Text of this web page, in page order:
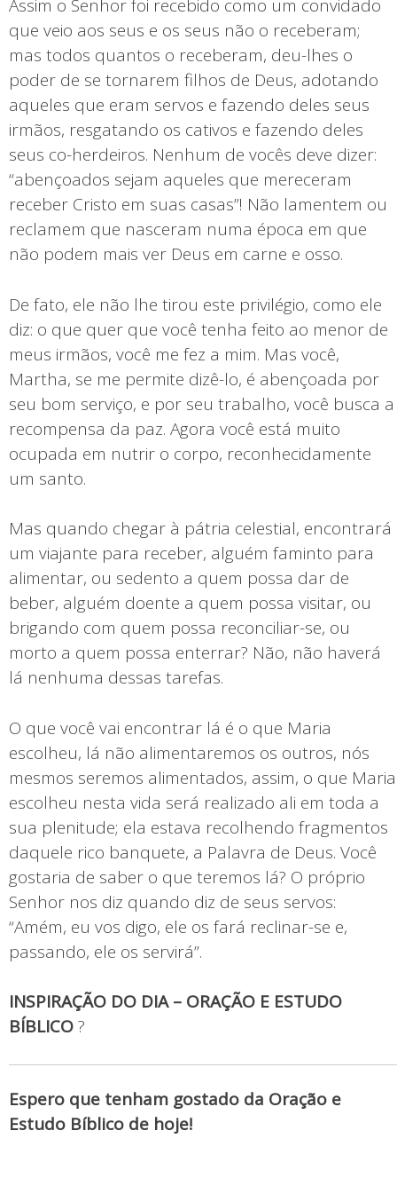
Assim o Senhor foi recebido como um convidado
que veio aos seus e os seus não o receberam;
mas todos quantos o receberam, deu-lhes o
poder de se tornarem filhos de Deus, adotando
aqueles que eram servos e fazendo deles seus
irmãos, resgatando os cativos e fazendo deles
seus co-herdeiros. Nenhum de vocês deve dizer:
“abençoados sejam aqueles que mereceram
receber Cristo em suas casas”! Não lamentem ou
reclamem que nasceram numa época em que
não podem mais ver Deus em carne e osso.
De fato, ele não lhe tirou este privilégio, como ele
diz: o que quer que você tenha feito ao menor de
meus irmãos, você me fez a mim. Mas você,
Martha, se me permite dizê-lo, é abençoada por
seu bom serviço, e por seu trabalho, você busca a
recompensa da paz. Agora você está muito
ocupada em nutrir o corpo, reconhecidamente
um santo.
Mas quando chegar à pátria celestial, encontrará
um viajante para receber, alguém faminto para
alimentar, ou sedento a quem possa dar de
beber, alguém doente a quem possa visitar, ou
brigando com quem possa reconciliar-se, ou
morto a quem possa enterrar? Não, não haverá
lá nenhuma dessas tarefas.
O que você vai encontrar lá é o que Maria
escolheu, lá não alimentaremos os outros, nós
mesmos seremos alimentados, assim, o que Maria
escolheu nesta vida será realizado ali em toda a
sua plenitude; ela estava recolhendo fragmentos
daquele rico banquete, a Palavra de Deus. Você
gostaria de saber o que teremos lá? O próprio
Senhor nos diz quando diz de seus servos:
“Amém, eu vos digo, ele os fará reclinar-se e,
passando, ele os servirá”.
INSPIRAÇÃO DO DIA – ORAÇÃO E ESTUDO
BÍBLICO?
Espero que tenham gostado da Oração e
Estudo Bíblico de hoje!